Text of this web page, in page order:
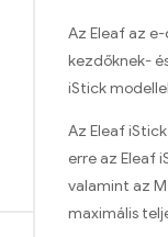
Az Eleaf az
kezdőknek-
iStick
Az Eleaf
erre az Eleaf
valamint az
maximális